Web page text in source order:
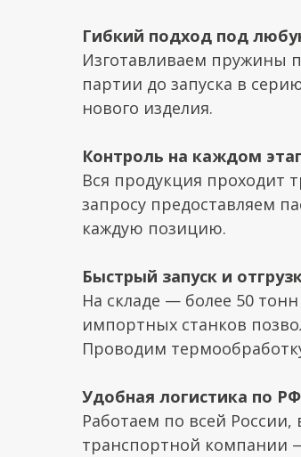
Гибкий подход под
Изготавливаем пружины
партии до запуска в
нового изделия.
Контроль на каждом
Вся продукция проходит
запросу предоставляем
каждую позицию.
Быстрый запуск и
На складе — более 50
импортных станков
Проводим
Удобная логистика по
Работаем по всей России,
транспортной компании